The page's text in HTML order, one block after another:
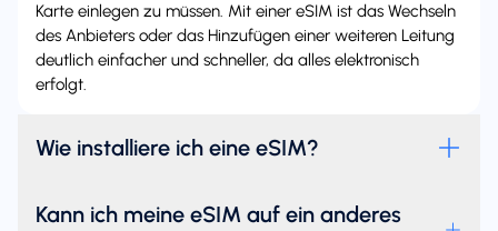
Karte einlegen zu müssen. Mit einer eSIM ist das Wechseln
des Anbieters oder das Hinzufügen einer weiteren Leitung
deutlich einfacher und schneller, da alles elektronisch
erfolgt.
Wie installiere ich eine eSIM?
Kann ich meine eSIM auf ein anderes